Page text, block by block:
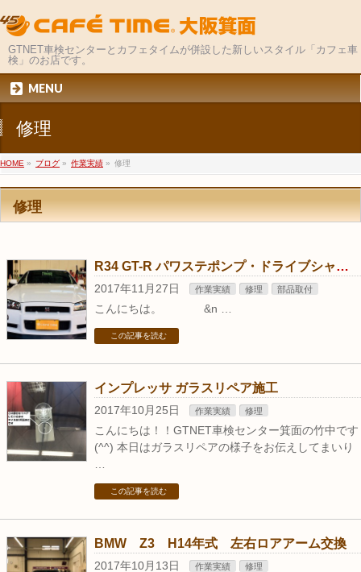
GTNET車検センターとカフェタイムが併設した新しいスタイル「カフェ車
検」のお店です。
MENU
修理
HOME » ブログ » 作業実績 » 修理
修理
R34 GT-R パワステポンプ・ドライブシャフトブーツ交換
2017年11月27日 作業実績 修理 部品取付
こんにちは。 &n …
この記事を読む
インプレッサ ガラスリペア施工
2017年10月25日 作業実績 修理
こんにちは！！GTNET車検センター箕面の竹中です
(^^) 本日はガラスリペアの様子をお伝えしてまいり
この記事を読む
BMW Z3 H14年式 左右ロアアーム交換
2017年10月13日 作業実績 修理